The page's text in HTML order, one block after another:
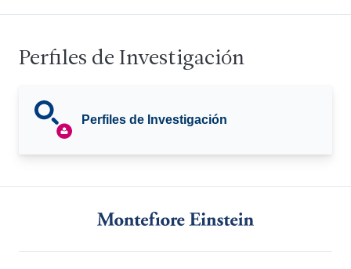
Perfiles de Investigación
Perfiles de Investigación